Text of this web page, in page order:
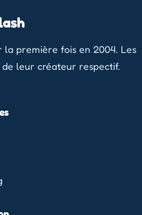
première fois en 2004. Les
leur créateur respectif.